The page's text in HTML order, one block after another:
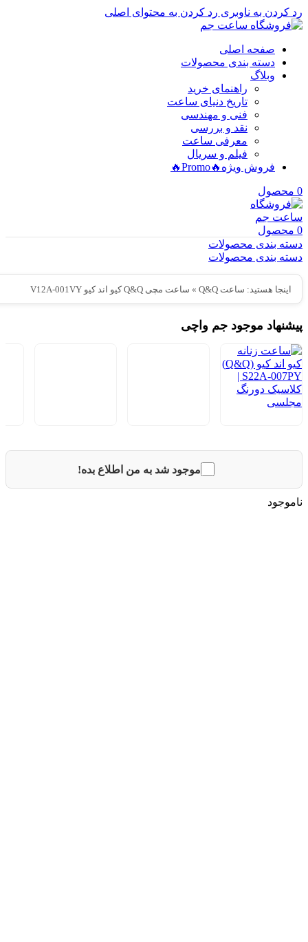
رد کردن به ناوبری رد کردن به محتوای اصلی
صفحه اصلی
دسته بندی محصولات
وبلاگ
راهنمای خرید
تاریخ دنیای ساعت
فنی و مهندسی
نقد و بررسی
معرفی ساعت
فیلم و سریال
فروش ویژه 🔥Promo🔥
0 محصول
0 محصول
دسته بندی محصولات
دسته بندی محصولات
اینجا هستید: ساعت Q&Q » ساعت مچی Q&Q کیو اند کیو V12A-001VY
پیشنهاد موجود جم واچی
موجود شد به من اطلاع بده!
ناموجود